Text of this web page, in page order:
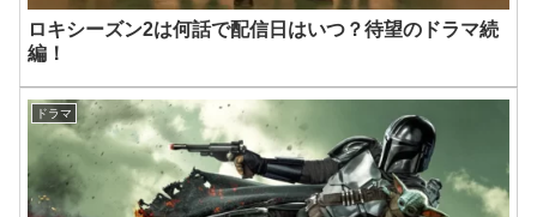
ロキシーズン2は何話で配信日はいつ？待望のドラマ続
編！
ドラマ